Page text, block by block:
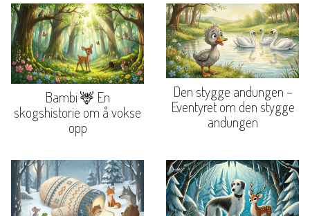
Bambi 🦌 En
skogshistorie om å vokse
opp
Den stygge andungen –
Eventyret om den stygge
andungen